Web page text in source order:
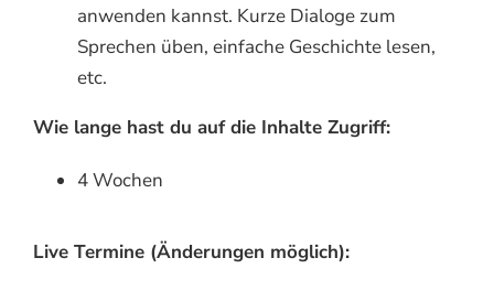
anwenden kannst. Kurze Dialoge zum
Sprechen üben, einfache Geschichte lesen,
etc.
Wie lange hast du auf die Inhalte Zugriff:
4 Wochen
Live Termine (Änderungen möglich):